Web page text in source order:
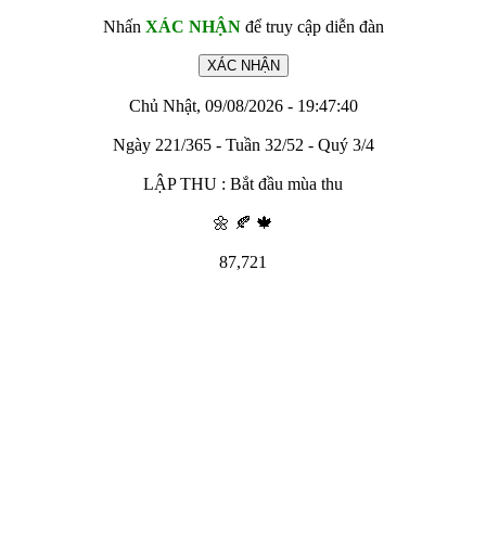
Nhấn XÁC NHẬNđể truy cập diễn đàn
Chủ Nhật, 09/08/2026 - 19:47:40
Ngày 221/365 - Tuần 32/52 - Quý 3/4
LẬP THU : Bắt đầu mùa thu
🌼 🍂 🍁
87,721